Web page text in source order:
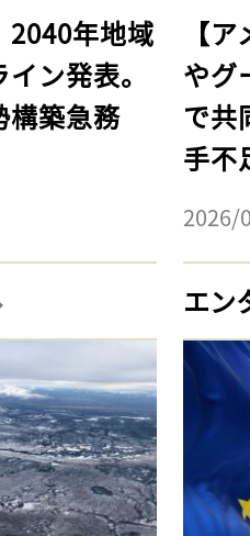
2040年地域
ン発表。
構築急務
【
やグ
で共
手不
2026/
エン